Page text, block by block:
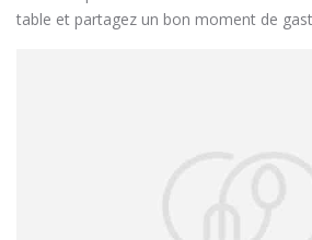
table et partagez un bon moment de